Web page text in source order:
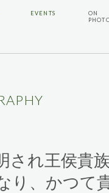
EVENTS
ON
され王侯貴
り、かつて